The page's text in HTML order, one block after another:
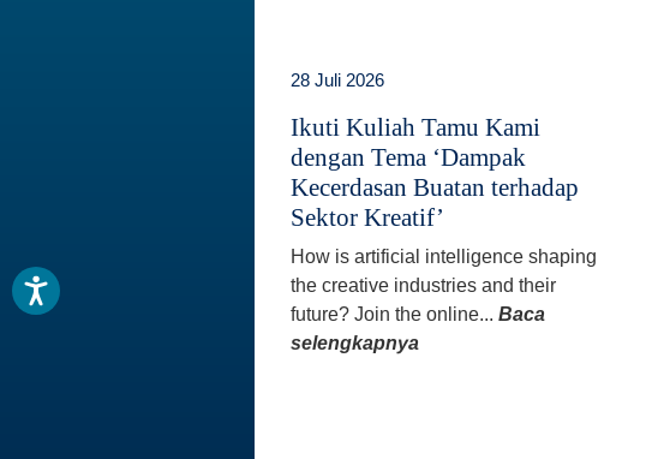
28 Juli 2026
Ikuti Kuliah Tamu Kami
dengan Tema ‘Dampak
Kecerdasan Buatan terhadap
Sektor Kreatif’
How is artificial intelligence shaping
the creative industries and their
future? Join the online... Baca
selengkapnya